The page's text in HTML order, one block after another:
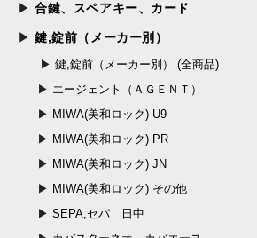
合鍵、スペアキー、カード
鍵,錠前（メーカー別）
鍵,錠前（メーカー別） (全商品)
エージェント（ＡＧＥＮＴ）
MIWA(美和ロック) U9
MIWA(美和ロック) PR
MIWA(美和ロック) JN
MIWA(美和ロック) その他
SEPA,セパ 日中